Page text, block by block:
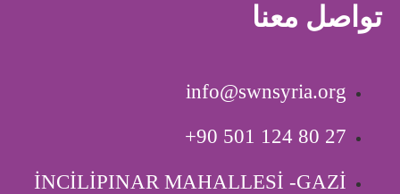
تواصل معنا
info@swnsyria.org
‎+90 501 124 80 27
İNCİLİPINAR MAHALLESİ -GAZİ